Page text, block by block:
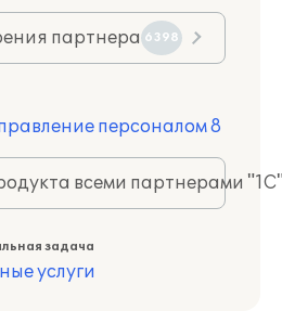
партнера 6398
персоналом 8
всеми партнерами
задача
услуги